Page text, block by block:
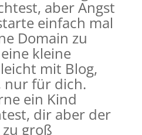
aber Angst
einfach mal
Domain zu
kleine
mit Blog,
nur für dich.
ein Kind
dir aber der
groß